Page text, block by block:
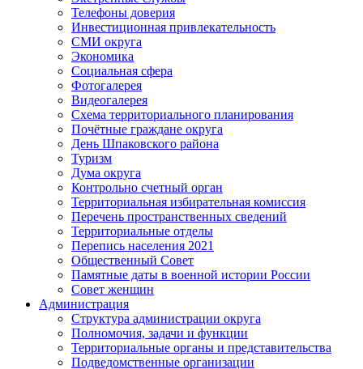
Телефоны доверия
Инвестиционная привлекательность
СМИ округа
Экономика
Социальная сфера
Фотогалерея
Видеогалерея
Схема территориального планирования
Почётные граждане округа
День Шпаковского района
Туризм
Дума округа
Контрольно счетный орган
Территориальная избирательная комиссия
Перечень пространственных сведений
Территориальные отделы
Перепись населения 2021
Общественный Совет
Памятные даты в военной истории России
Совет женщин
Администрация
Структура администрации округа
Полномочия, задачи и функции
Территориальные органы и представительства
Подведомственные организации